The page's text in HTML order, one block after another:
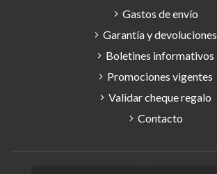
Gastos de envío
Garantía y devoluciones
Boletines informativos
Promociones vigentes
Validar cheque regalo
Contacto